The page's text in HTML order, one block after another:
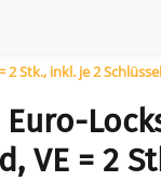
Stk., inkl. je 2 Schlüssel
VE = 2